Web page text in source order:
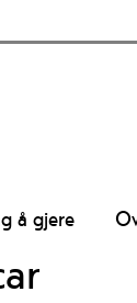
å gjere